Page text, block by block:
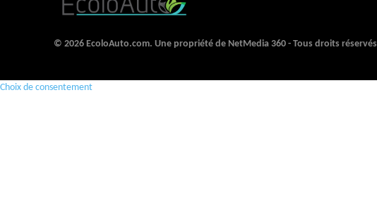
© 2026 EcoloAuto.com. Une propriété de NetMedia 360 - Tous droits réservés
Choix de consentement